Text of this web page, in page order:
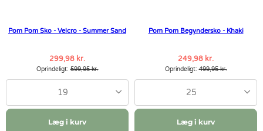
Pom Pom Sko - Velcro - Summer Sand
299,98 kr.
Oprindeligt:599,95 kr.
19
Læg i kurv
Pom Pom Begyndersko - Khaki
249,98 kr.
Oprindeligt:499,95 kr.
25
Læg i kurv